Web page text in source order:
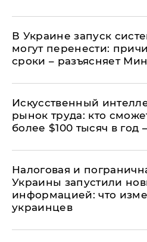
В Украине запуск
могут перенести:
сроки – разъясняет
Искусственный
рынок труда: кто
более $100 тысяч в год
Налоговая и
Украины запустили
информацией: что
украинцев